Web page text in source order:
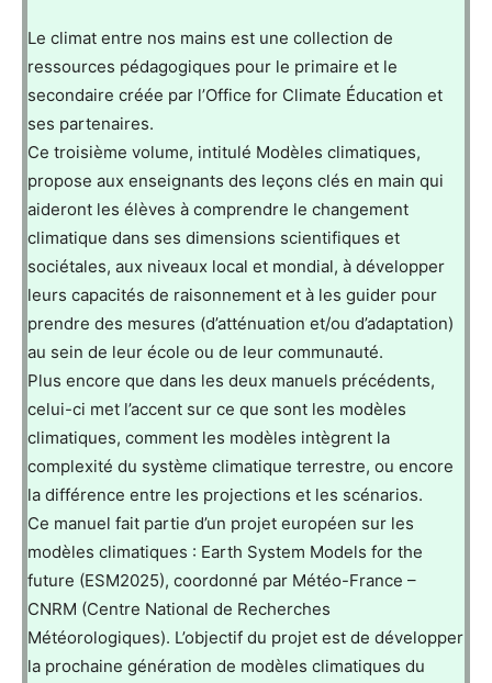
Le climat entre nos mains est une collection de
ressources pédagogiques pour le primaire et le
secondaire créée par l’Office for Climate Éducation et
ses partenaires.
Ce troisième volume, intitulé Modèles climatiques,
propose aux enseignants des leçons clés en main qui
aideront les élèves à comprendre le changement
climatique dans ses dimensions scientifiques et
sociétales, aux niveaux local et mondial, à développer
leurs capacités de raisonnement et à les guider pour
prendre des mesures (d’atténuation et/ou d’adaptation)
au sein de leur école ou de leur communauté.
Plus encore que dans les deux manuels précédents,
celui-ci met l’accent sur ce que sont les modèles
climatiques, comment les modèles intègrent la
complexité du système climatique terrestre, ou encore
la différence entre les projections et les scénarios.
Ce manuel fait partie d’un projet européen sur les
modèles climatiques : Earth System Models for the
future (ESM2025), coordonné par Météo-France –
CNRM (Centre National de Recherches
Météorologiques). L’objectif du projet est de développer
la prochaine génération de modèles climatiques du